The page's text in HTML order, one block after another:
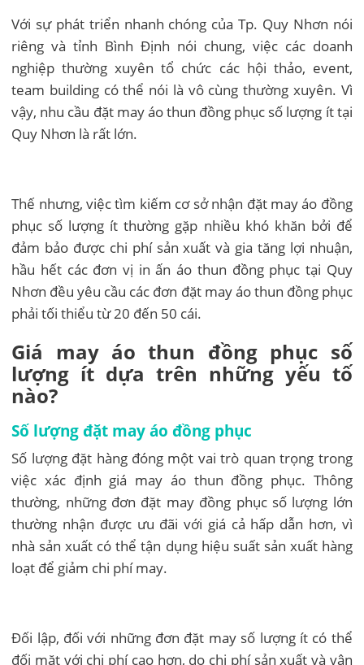
Với sự phát triển nhanh chóng của Tp. Quy Nhơn nói
riêng và tỉnh Bình Định nói chung, việc các doanh
nghiệp thường xuyên tổ chức các hội thảo, event,
team building có thể nói là vô cùng thường xuyên. Vì
vậy, nhu cầu đặt may áo thun đồng phục số lượng ít tại
Quy Nhơn là rất lớn.
Thế nhưng, việc tìm kiếm cơ sở nhận đặt may áo đồng
phục số lượng ít thường gặp nhiều khó khăn bởi để
đảm bảo được chi phí sản xuất và gia tăng lợi nhuận,
hầu hết các đơn vị in ấn áo thun đồng phục tại Quy
Nhơn đều yêu cầu các đơn đặt may áo thun đồng phục
phải tối thiểu từ 20 đến 50 cái.
Giá may áo thun đồng phục số
lượng ít dựa trên những yếu tố
nào?
Số lượng đặt may áo đồng phục
Số lượng đặt hàng đóng một vai trò quan trọng trong
việc xác định giá may áo thun đồng phục. Thông
thường, những đơn đặt may đồng phục số lượng lớn
thường nhận được ưu đãi với giá cả hấp dẫn hơn, vì
nhà sản xuất có thể tận dụng hiệu suất sản xuất hàng
loạt để giảm chi phí may.
Đối lập, đối với những đơn đặt may số lượng ít có thể
đối mặt với chi phí cao hơn, do chi phí sản xuất và vận